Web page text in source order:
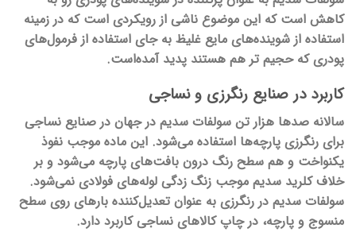
کاهش است که این موضوع ناشی از رویکردی است که در زمینه
استفاده از شوینده‌های مایع غلیظ به جای استفاده از فرمول‌های
پودری که حجیم تر هم هستند پدید آمده‌است.
کاربرد در صنایع رنگرزی و نساجی
سالانه صدها هزار تن سولفات سدیم در جهان در صنایع نساجی
برای رنگرزی پارچه‌ها استفاده می‌شود. این ماده موجب نفوذ
یکنواخت و هم سطح رنگ درون بافت‌های پارچه می‌شود و بر
خلاف کلرید سدیم موجب زنگ زدگی لوله‌های فولادی نمی‌شود.
سولفات سدیم در رنگرزی به عنوان تعدیل‌کننده بارهای روی سطح
منسوج و پارچه، در چاپ کالاهای نساجی کاربرد دارد.